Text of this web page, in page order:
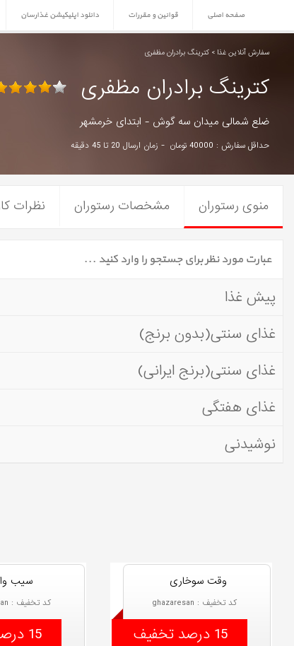
صفحه اصلی قوانین و مقررات دانلود اپلیکیشن غذارسان
سفارش آنلاین غذا > کترینگ برادران مظفری
کترینگ برادران مظفری
ضلع شمالی میدان سه گوش - ابتدای خرمشهر
حداقل سفارش : 40000 تومان - زمان ارسال 20 تا 45 دقیقه
منوی رستوران مشخصات رستوران نظرات
پیش غذا
غذای سنتی(بدون برنج)
غذای سنتی(برنج ایرانی)
غذای هفتگی
نوشیدنی
سیب
کد تخفیف : ghazaresan
15 درصد تخفیف
وقت سوخاری
کد تخفیف : ghazaresan
15 درصد تخفیف